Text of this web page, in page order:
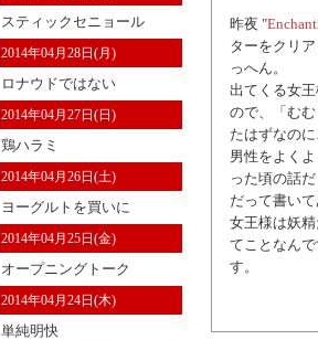
スティックセニョール
2014年04月28日(月)
ロナウドではない
2014年04月27日(日)
鶏ハラミ
2014年04月26日(土)
ヨーグルトを買いに
2014年04月25日(金)
オープニングトーク
2014年04月24日(木)
単純明快
昨夜 "
ターをクリ
っへん。
出てくる女
ので、「む
たはずなの
男性をよく
った頃の話
だって書い
女王様は妖
てことなん
す。